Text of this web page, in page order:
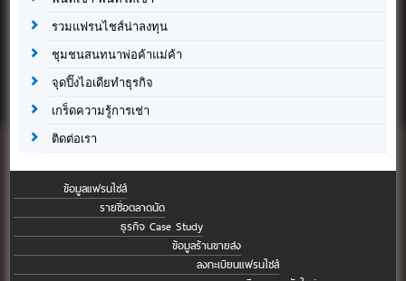
รวมแฟรนไชส์น่าลงทุน
ชุมชนสนทนาพ่อค้าแม่ค้า
จุดปิ๊งไอเดียทำธุรกิจ
เกร็ดความรู้การเช่า
ติดต่อเรา
ข้อมูลแฟรนไชส์
รายชื่อตลาดนัด
ธุรกิจ Case Study
ข้อมูลร้านขายส่ง
ลงทะเบียนแฟรนไชส์